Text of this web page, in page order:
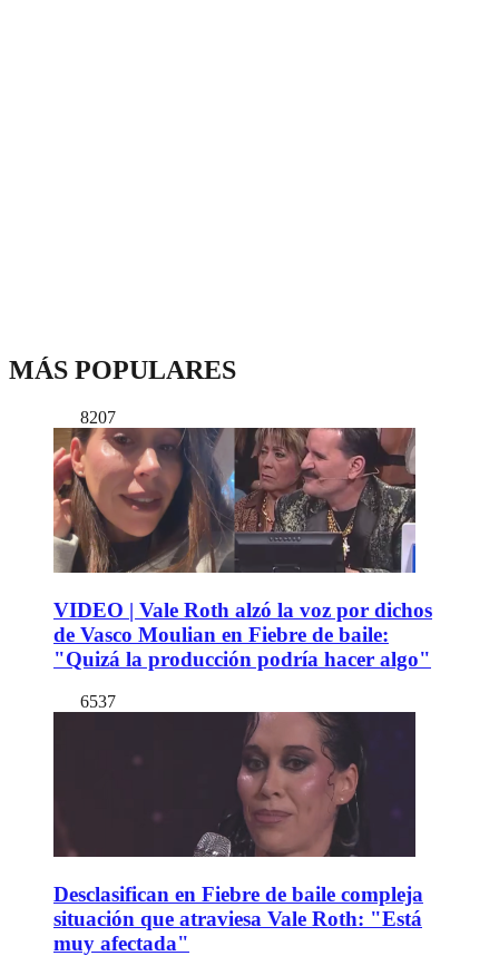
MÁS POPULARES
8207
VIDEO | Vale Roth alzó la voz por dichos
de Vasco Moulian en Fiebre de baile:
"Quizá la producción podría hacer algo"
6537
Desclasifican en Fiebre de baile compleja
situación que atraviesa Vale Roth: "Está
muy afectada"